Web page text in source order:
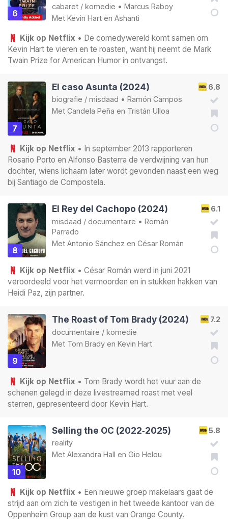
6
cabaret / komedie • Marcus Raboy
Met Kevin Hart en Ashanti
Kijk op Netflix • De comedywereld komt samen om
Kevin Hart te vieren en te roasten, want hij neemt de Mark
Twain Prize for American Humor in ontvangst.
7
6.8
El caso Asunta (2024)
biografie / misdaad • Ramón Campos
Met Candela Peña en Tristán Ulloa
Kijk op Netflix • In september 2013 rapporteren
Rosario Porto en Alfonso Basterra de verdwijning van hun
dochter, wiens lichaam later wordt gevonden naast een weg
bij Santiago de Compostela.
8
6.1
El Rey del Cachopo (2024)
misdaad / documentaire • Román
Parrado
Met Antonio Sánchez en César Román
Kijk op Netflix • César Román werd in juni 2021
veroordeeld voor het vermoorden en in stukken hakken van
Heidi Paz, zijn partner.
9
7.2
The Roast of Tom Brady (2024)
documentaire / komedie
Met Tom Brady en Kevin Hart
Kijk op Netflix • Tom Brady wordt het vuur aan de
schenen gelegd in deze livestreamed roast met veel
sterren, gepresenteerd door Kevin Hart.
10
5.8
Selling the OC (2022‑2025)
reality
Met Alexandra Hall en Gio Helou
Kijk op Netflix • Een nieuwe groep makelaars gaat de
strijd aan om zich te vestigen in het tweede kantoor van de
Oppenheim Group aan de kust van Orange County.